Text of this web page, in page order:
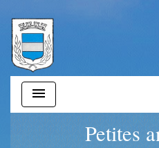
menu
Petites